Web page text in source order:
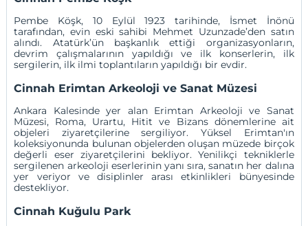
Pembe Köşk, 10 Eylül 1923 tarihinde, İsmet İnönü
tarafından, evin eski sahibi Mehmet Uzunzade’den satın
alındı. Atatürk’ün başkanlık ettiği organizasyonların,
devrim çalışmalarının yapıldığı ve ilk konserlerin, ilk
sergilerin, ilk ilmi toplantıların yapıldığı bir evdir.
Cinnah Erimtan Arkeoloji ve Sanat Müzesi
Ankara Kalesinde yer alan Erimtan Arkeoloji ve Sanat
Müzesi, Roma, Urartu, Hitit ve Bizans dönemlerine ait
objeleri ziyaretçilerine sergiliyor. Yüksel Erimtan'ın
koleksiyonunda bulunan objelerden oluşan müzede birçok
değerli eser ziyaretçilerini bekliyor. Yenilikçi tekniklerle
sergilenen arkeoloji eserlerinin yanı sıra, sanatın her dalına
yer veriyor ve disiplinler arası etkinlikleri bünyesinde
destekliyor.
Cinnah Kuğulu Park